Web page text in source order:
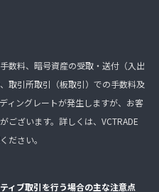
数料、暗号資産の受取・送付（入出
取引所取引（板取引）での手数料及
ィングレートが発生しますが、お客
ございます。詳しくは、VCTRADE
ださい。
ィブ取引を行う場合の主な注意点